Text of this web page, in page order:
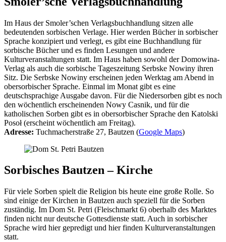
Im Haus der Smoler’schen Verlagsbuchhandlung sitzen alle
bedeutenden sorbischen Verlage. Hier werden Bücher in sorbischer
Sprache konzipiert und verlegt, es gibt eine Buchhandlung für
sorbische Bücher und es finden Lesungen und andere
Kulturveranstaltungen statt. Im Haus haben sowohl der Domowina-
Verlag als auch die sorbische Tageszeitung Serbske Nowiny ihren
Sitz. Die Serbske Nowiny erscheinen jeden Werktag am Abend in
obersorbischer Sprache. Einmal im Monat gibt es eine
deutschsprachige Ausgabe davon. Für die Niedersorben gibt es noch
den wöchentlich erscheinenden Nowy Casnik, und für die
katholischen Sorben gibt es in obersorbischer Sprache den Katolski
Posoł (erscheint wöchentlich am Freitag).
Adresse: Tuchmacherstraße 27, Bautzen (Google Maps)
Sorbisches Bautzen – Kirche
Für viele Sorben spielt die Religion bis heute eine große Rolle. So
sind einige der Kirchen in Bautzen auch speziell für die Sorben
zuständig. Im Dom St. Petri (Fleischmarkt 6) oberhalb des Marktes
finden nicht nur deutsche Gottesdienste statt. Auch in sorbischer
Sprache wird hier gepredigt und hier finden Kulturveranstaltungen
statt.